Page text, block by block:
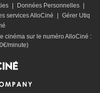
Données Personnelles
services AlloCiné
Gérer Utiq
cinéma sur le numéro AlloCiné :
minute)